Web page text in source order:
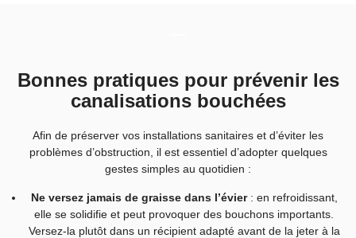
Bonnes pratiques pour prévenir les
canalisations bouchées
Afin de préserver vos installations sanitaires et d’éviter les
problèmes d’obstruction, il est essentiel d’adopter quelques
gestes simples au quotidien :
Ne versez jamais de graisse dans l’évier: en refroidissant,
elle se solidifie et peut provoquer des bouchons importants.
Versez-la plutôt dans un récipient adapté avant de la jeter à la